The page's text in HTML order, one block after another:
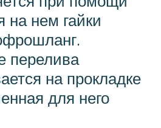
нем гайки
перелива
на прокладке
для него